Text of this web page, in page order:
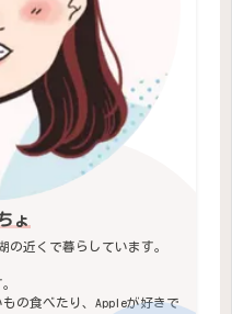
ょ
の近くで暮らしています。
の食べたり、Appleが好きで